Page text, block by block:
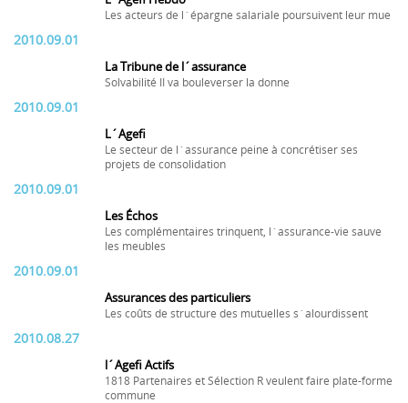
Les acteurs de l´épargne salariale poursuivent leur mue
2010.09.01
La Tribune de l´assurance
Solvabilité II va bouleverser la donne
2010.09.01
L´Agefi
Le secteur de l´assurance peine à concrétiser ses
projets de consolidation
2010.09.01
Les Échos
Les complémentaires trinquent, l´assurance-vie sauve
les meubles
2010.09.01
Assurances des particuliers
Les coûts de structure des mutuelles s´alourdissent
2010.08.27
l´Agefi Actifs
1818 Partenaires et Sélection R veulent faire plate-forme
commune